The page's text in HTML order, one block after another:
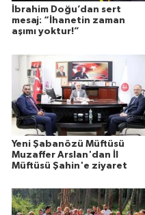
İbrahim Doğu’dan sert
mesaj: “İhanetin zaman
aşımı yoktur!”
Yeni Şabanözü Müftüsü
Muzaffer Arslan'dan İl
Müftüsü Şahin'e ziyaret